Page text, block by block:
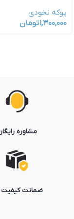
پوکه نخودی
۱,۳۰۰,۰۰۰تومان
مشاوره
ضمانت کیفیت